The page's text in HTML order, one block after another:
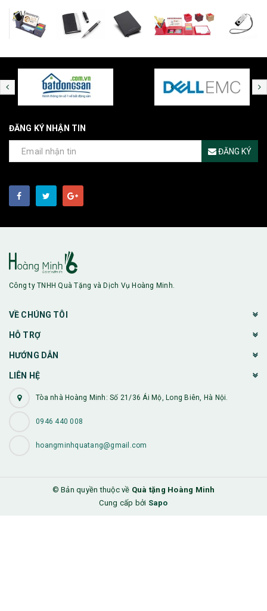
ĐĂNG KÝ NHẬN TIN
ĐĂNG KÝ
Công ty TNHH Quà Tặng và Dịch Vụ Hoàng Minh.
VỀ CHÚNG TÔI
HỖ TRỢ
HƯỚNG DẪN
LIÊN HỆ
Tòa nhà Hoàng Minh: Số 21/36 Ái Mộ, Long Biên, Hà Nội.
0946 440 008
hoangminhquatang@gmail.com
© Bản quyền thuộc về Quà tặng Hoàng Minh
Cung cấp bởi Sapo